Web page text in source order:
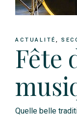
ACTUALITÉ
Fête
Quelle belle